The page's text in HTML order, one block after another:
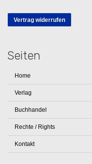
Vertrag widerrufen
Seiten
Home
Verlag
Buchhandel
Rechte / Rights
Kontakt